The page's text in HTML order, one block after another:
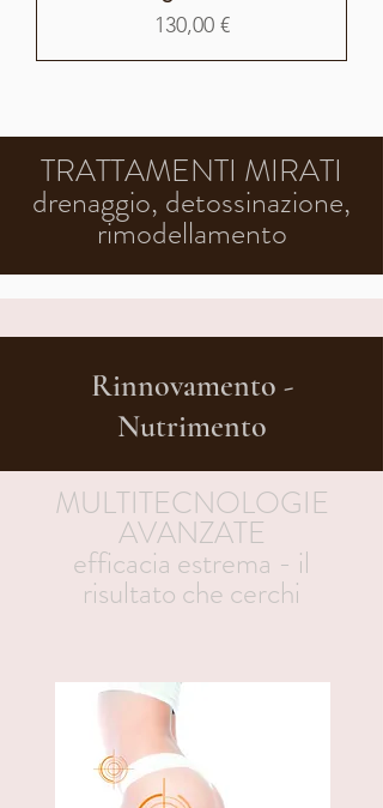
Prezzo
130,00 €
TRATTAMENTI MIRATI
drenaggio, detossinazione,
rimodellamento
Rinnovamento -
Nutrimento
MULTITECNOLOGIE
AVANZATE
efficacia estrema - il
risultato che cerchi